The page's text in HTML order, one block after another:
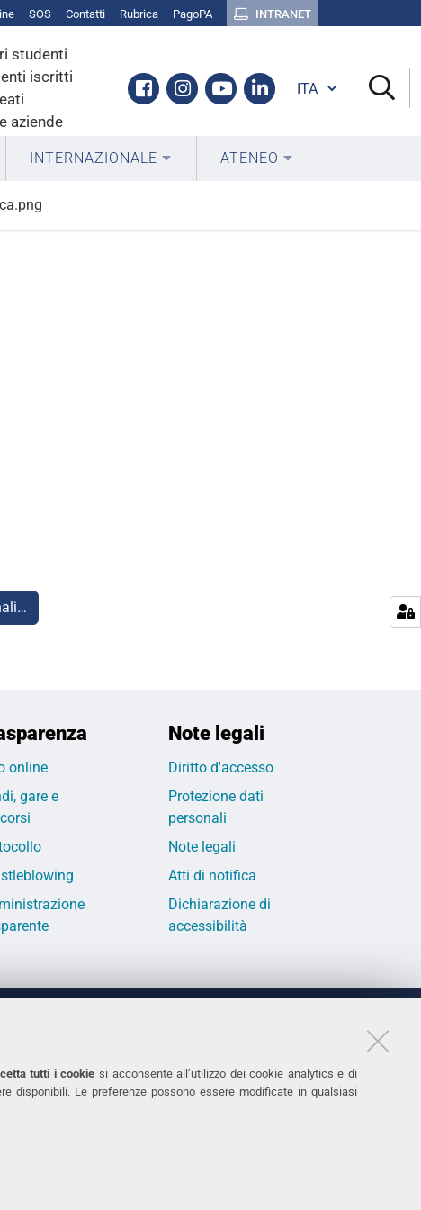
tutti i cookie si acconsente all’utilizzo dei cookie analytics e di
disponibili. Le preferenze possono essere modificate in qualsiasi
SOS Contatti Rubrica PagoPA INTRANET
studenti
iscritti
aziende
Facebook
Instagram
YoutubeLinkedin
Cambia lingua
INTERNAZIONALE ATENEO
online
gare e
Note legali
Diritto d'accesso
Protezione dati
personali
Note legali
Atti di notifica
Dichiarazione di
accessibilità
Accessibilità
Protezione dati personali